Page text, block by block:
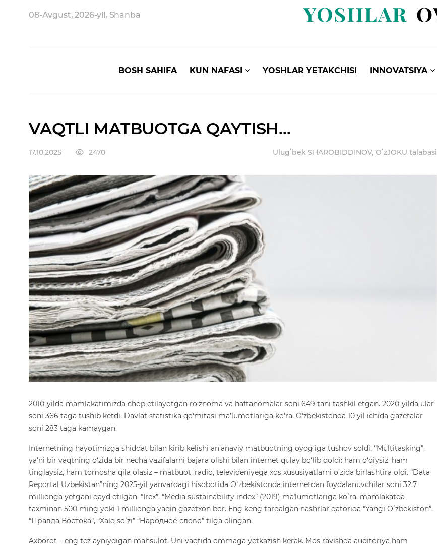
08-Avgust, 2026-yil, Shanba
BOSH SAHIFA KUN NAFASI YOSHLAR YETAKCHISI INNOVATSIYA
VAQTLI MATBUOTGA QAYTISH...
17.10.2025 2470 Ulugʻbek SHAROBIDDINOV, OʻzJOKU talabasi
2010-yilda mamlakatimizda chop etilayotgan ro‘znoma va haftanomalar soni 649 tani tashkil etgan. 2020-yilda ular
soni 366 taga tushib ketdi. Davlat statistika qo‘mitasi ma’lumotlariga ko‘ra, O‘zbekistonda 10 yil ichida gazetalar
soni 283 taga kamaygan.
Internetning hayotimizga shiddat bilan kirib kelishi an’anaviy matbuotning oyog‘iga tushov soldi. “Multitasking”,
ya’ni bir vaqtning o‘zida bir necha vazifalarni bajara olishi bilan internet qulay bo‘lib qoldi: ham o‘qiysiz, ham
tinglaysiz, ham tomosha qila olasiz – matbuot, radio, televideniyega xos xususiyatlarni o‘zida birlashtira oldi. “Data
Reportal Uzbekistan”ning 2025-yil yanvardagi hisobotida Oʻzbekistonda internetdan foydalanuvchilar soni 32,7
millionga yetgani qayd etilgan. “Irex”, “Media sustainability index” (2019) maʼlumotlariga koʻra, mamlakatda
taxminan 500 ming yoki 1 millionga yaqin gazetxon bor. Eng keng tarqalgan nashrlar qatorida “Yangi Oʻzbekiston”,
“Правда Востока”, “Xalq soʻzi” “Народное слово” tilga olingan.
Axborot – eng tez ayniydigan mahsulot. Uni vaqtida ommaga yetkazish kerak. Mos ravishda auditoriya ham